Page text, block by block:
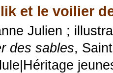
et le voilier
Julien ;
des sables,